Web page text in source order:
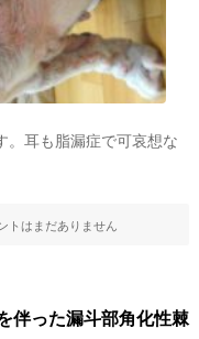
。耳も脂漏症で可哀想な
トはまだありません
伴った漏斗部角化性棘